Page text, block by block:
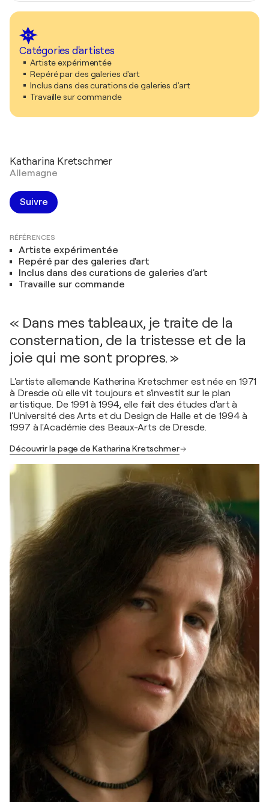
Catégories d'artistes
Artiste expérimentée
Repéré par des galeries d'art
Inclus dans des curations de galeries d'art
Travaille sur commande
Katharina Kretschmer
Allemagne
Suivre
RÉFÉRENCES
Artiste expérimentée
Repéré par des galeries d'art
Inclus dans des curations de galeries d'art
Travaille sur commande
« Dans mes tableaux, je traite de la
consternation, de la tristesse et de la
joie qui me sont propres. »
L'artiste allemande Katherina Kretschmer est née en 1971
à Dresde où elle vit toujours et s'investit sur le plan
artistique. De 1991 à 1994, elle fait des études d'art à
l'Université des Arts et du Design de Halle et de 1994 à
1997 à l'Académie des Beaux-Arts de Dresde.
Découvrir la page de Katharina Kretschmer